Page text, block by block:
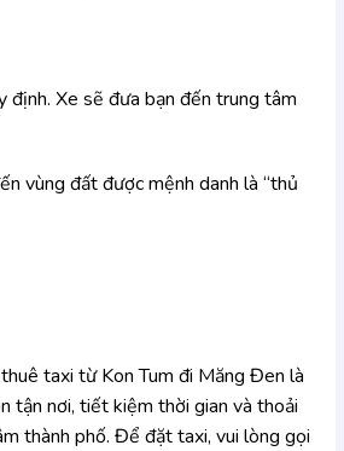
Xe sẽ đưa bạn đến trung tâm
vùng đất được mệnh danh là “thủ
taxi từ Kon Tum đi Măng Đen là
tận nơi, tiết kiệm thời gian và thoải
thành phố. Để đặt taxi, vui lòng gọi